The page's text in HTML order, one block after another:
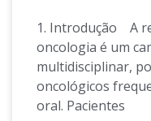
1. Introdução A
oncologia é um
multidisciplinar,
oncológicos
oral. Pacientes